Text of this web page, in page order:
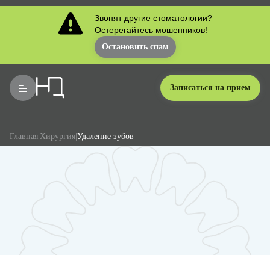
Звонят другие стоматологии?
Остерегайтесь мошенников!
Остановить спам
Записаться на прием
Главная Хирургия Удаление зубов